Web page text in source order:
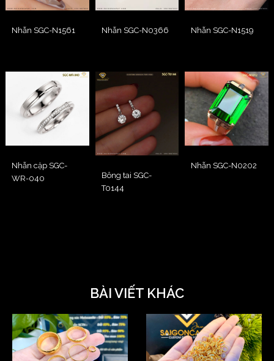
Nhẫn SGC-N1561 Nhẫn SGC-N0366 Nhẫn SGC-N1519
Nhẫn cặp SGC-
WR-040
Bông tai SGC-
T0144
Nhẫn SGC-N0202
BÀI VIẾT KHÁC